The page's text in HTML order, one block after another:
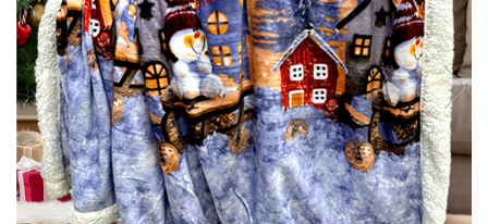
Pilote cu blăniță